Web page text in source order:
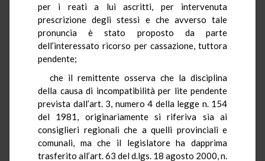
per i reati a lui ascritti, per intervenuta
prescrizione degli stessi e che avverso tale
pronuncia è stato proposto da parte
dell’interessato ricorso per cassazione, tuttora
pendente;
che il remittente osserva che la disciplina
della causa di incompatibilità per lite pendente
prevista dall’art. 3, numero 4 della legge n. 154
del 1981, originariamente si riferiva sia ai
consiglieri regionali che a quelli provinciali e
comunali, ma che il legislatore ha dapprima
trasferito all’art. 63 del d.lgs. 18 agosto 2000, n.